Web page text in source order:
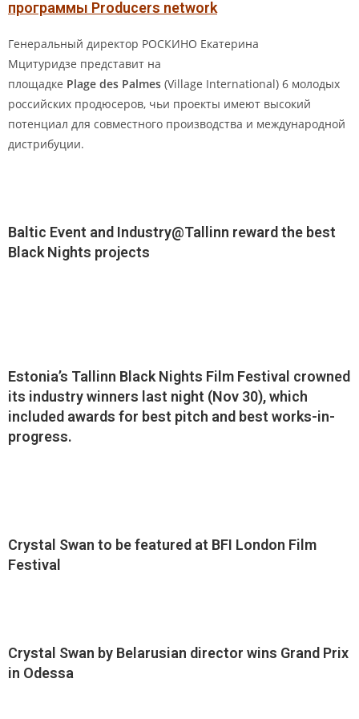
программы Producers network
Генеральный директор РОСКИНО Екатерина
Мцитуридзе представит на
площадке Plage des Palmes (Village International) 6 молодых
российских продюсеров, чьи проекты имеют высокий
потенциал для совместного производства и международной
дистрибуции.
Baltic Event and Industry@Tallinn reward the best
Black Nights projects
Estonia’s Tallinn Black Nights Film Festival crowned
its industry winners last night (Nov 30), which
included awards for best pitch and best works-in-
progress.
Crystal Swan to be featured at BFI London Film
Festival
Crystal Swan by Belarusian director wins Grand Prix
in Odessa